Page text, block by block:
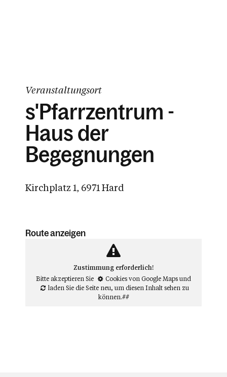
Veranstaltungsort
s'Pfarrzentrum -
Haus der
Begegnungen
Kirchplatz 1, 6971 Hard
Route anzeigen
Zustimmung erforderlich!
Bitte akzeptieren Sie
Cookies von Google Mapsund
laden Sie die Seite neu, um diesen Inhalt sehen zu
können.##